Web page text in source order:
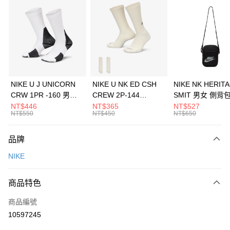
3 期 0 利率 每期 21家銀行
合作金庫商業銀行
第一商業銀行
華南商業銀行
彰化商業銀行
上海商業儲蓄銀行
元大商業銀行
台灣樂天信用卡公司
Apple Pay
全盈+PAY
AFTEE先享後付
【關於「AFTEE先享後付」】
便利好安心！
３．安心：先確認商品／服務後，再付款。
【「AFTEE先享後付」結帳流程】
１．於結帳方式選擇「AFTEE先享後付」後，將跳轉至「AFTEE先享後付」
運送方式
每筆NT$100，滿NT$1,500(含以上)免運費
宅配
每筆NT$100，滿NT$1,500(含以上)免運費
NIKE U J UNICORN
CRW 1PR -160 男女
中統襪 FZ3393100
NT$446
NT$550
NIKE U NK ED CSH
CREW 2P-144
EMBRDY 男女 短統襪
FZ3073133
NT$365
NT$450
NIKE NK
SMIT 男女 側背
BA5871010
NT$527
NT$650
品牌
NIKE
商品特色
商品編號
10597245